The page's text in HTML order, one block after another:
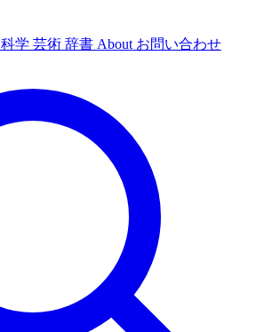
科学 芸術 辞書 About お問い合わせ